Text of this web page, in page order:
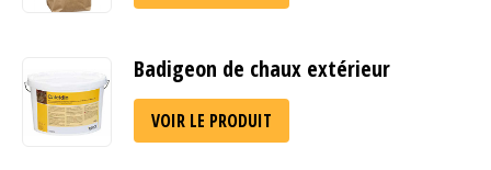
Badigeon de chaux extérieur
VOIR LE PRODUIT